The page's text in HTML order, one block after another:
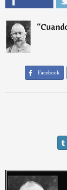
“
Facebook